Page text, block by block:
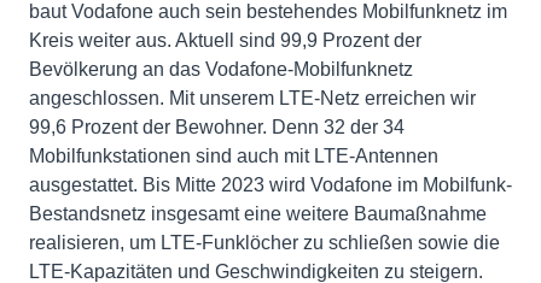
baut Vodafone auch sein bestehendes Mobilfunknetz im
Kreis weiter aus. Aktuell sind 99,9 Prozent der
Bevölkerung an das Vodafone-Mobilfunknetz
angeschlossen. Mit unserem LTE-Netz erreichen wir
99,6 Prozent der Bewohner. Denn 32 der 34
Mobilfunkstationen sind auch mit LTE-Antennen
ausgestattet. Bis Mitte 2023 wird Vodafone im Mobilfunk-
Bestandsnetz insgesamt eine weitere Baumaßnahme
realisieren, um LTE-Funklöcher zu schließen sowie die
LTE-Kapazitäten und Geschwindigkeiten zu steigern.